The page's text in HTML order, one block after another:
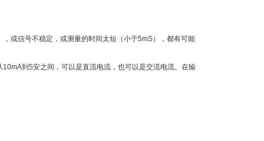
或信号不稳定，或测量的时间太短（小于5mS），都有可能
到5安之间，可以是直流电流，也可以是交流电流。在输